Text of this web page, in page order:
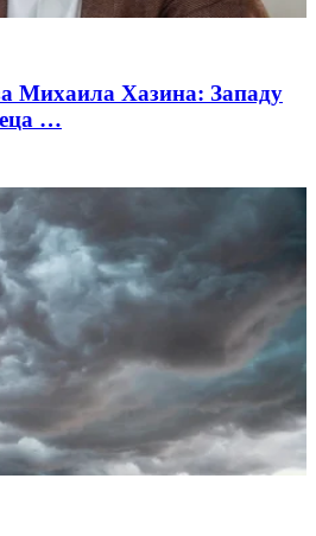
Михаила Хазина: Западу
…